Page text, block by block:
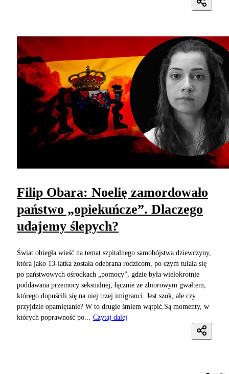
Filip Obara: Noelię zamordowało
państwo „opiekuńcze”. Dlaczego
udajemy ślepych?
Świat obiegła wieść na temat szpitalnego samobójstwa dziewczyny,
która jako 13-latka została odebrana rodzicom, po czym tułała się
po państwowych ośrodkach „pomocy”, gdzie była wielokrotnie
poddawana przemocy seksualnej, łącznie ze zbiorowym gwałtem,
którego dopuścili się na niej trzej imigranci. Jest szok, ale czy
przyjdzie opamiętanie? W to drugie śmiem wątpić.Są momenty, w
których poprawność po... Czytaj dalej